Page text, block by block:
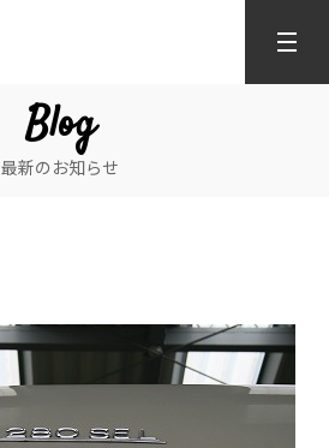
Blog
最新のお知らせ